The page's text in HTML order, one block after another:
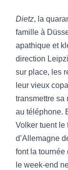
Dietz, la
famille à
apathique et
direction
sur place, les
leur vieux
transmettre sa
au téléphone.
Volker tuent le
d’Allemagne
font la tournée
le week-end